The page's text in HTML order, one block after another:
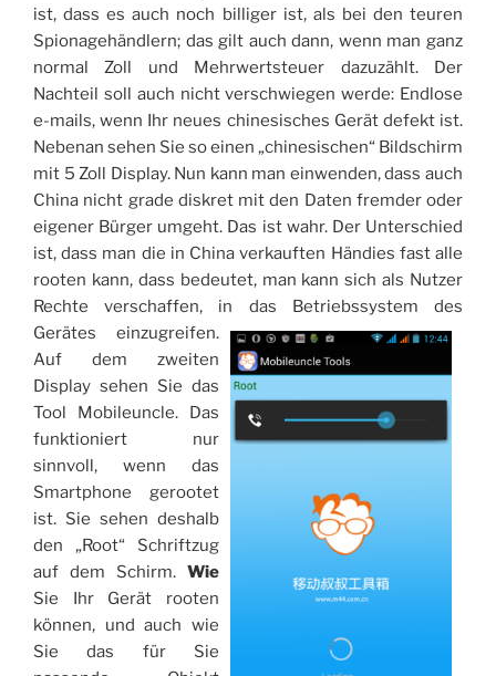
ist, dass es auch noch billiger ist, als bei den teuren
Spionagehändlern; das gilt auch dann, wenn man ganz
normal Zoll und Mehrwertsteuer dazuzählt. Der
Nachteil soll auch nicht verschwiegen werde: Endlose
e-mails, wenn Ihr neues chinesisches Gerät defekt ist.
Nebenan sehen Sie so einen „chinesischen“ Bildschirm
mit 5 Zoll Display. Nun kann man einwenden, dass auch
China nicht grade diskret mit den Daten fremder oder
eigener Bürger umgeht. Das ist wahr. Der Unterschied
ist, dass man die in China verkauften Händies fast alle
rooten kann, dass bedeutet, man kann sich als Nutzer
Rechte verschaffen, in das Betriebssystem des
Gerätes einzugreifen.
Auf dem zweiten
Display sehen Sie das
Tool Mobileuncle. Das
funktioniert nur
sinnvoll, wenn das
Smartphone gerootet
ist. Sie sehen deshalb
den „Root“ Schriftzug
auf dem Schirm. Wie
Sie Ihr Gerät rooten
können, und auch wie
Sie das für Sie